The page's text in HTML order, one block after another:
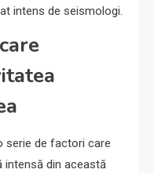
intens de seismologi.
serie de factori care
intensă din această